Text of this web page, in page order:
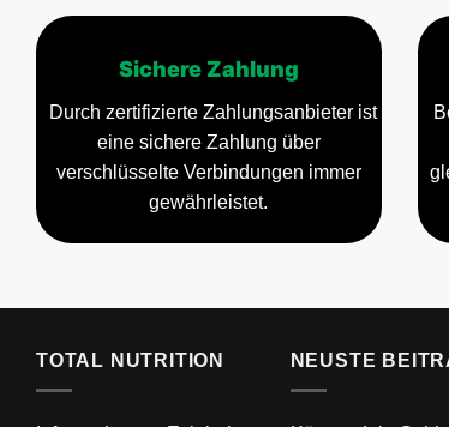
Sichere Zahlung
Durch zertifizierte Zahlungsanbieter ist
eine sichere Zahlung über
verschlüsselte Verbindungen immer
gewährleistet.
TOTAL NUTRITION NEUSTE